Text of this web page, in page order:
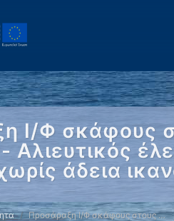
Ι/Φ σκάφους
Αλιευτικός
άδεια
Προσάραξη Ι/Φ σκάφους στους …